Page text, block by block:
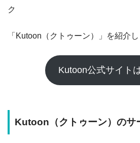
ク
「Kutoon（クトゥーン）」を紹介し
Kutoon公式サイト
Kutoon（クトゥーン）のサ